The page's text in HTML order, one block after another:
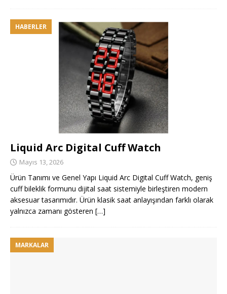
HABERLER
Liquid Arc Digital Cuff Watch
Mayıs 13, 2026
Ürün Tanımı ve Genel Yapı Liquid Arc Digital Cuff Watch, geniş
cuff bileklik formunu dijital saat sistemiyle birleştiren modern
aksesuar tasarımıdır. Ürün klasik saat anlayışından farklı olarak
yalnızca zamanı gösteren […]
MARKALAR